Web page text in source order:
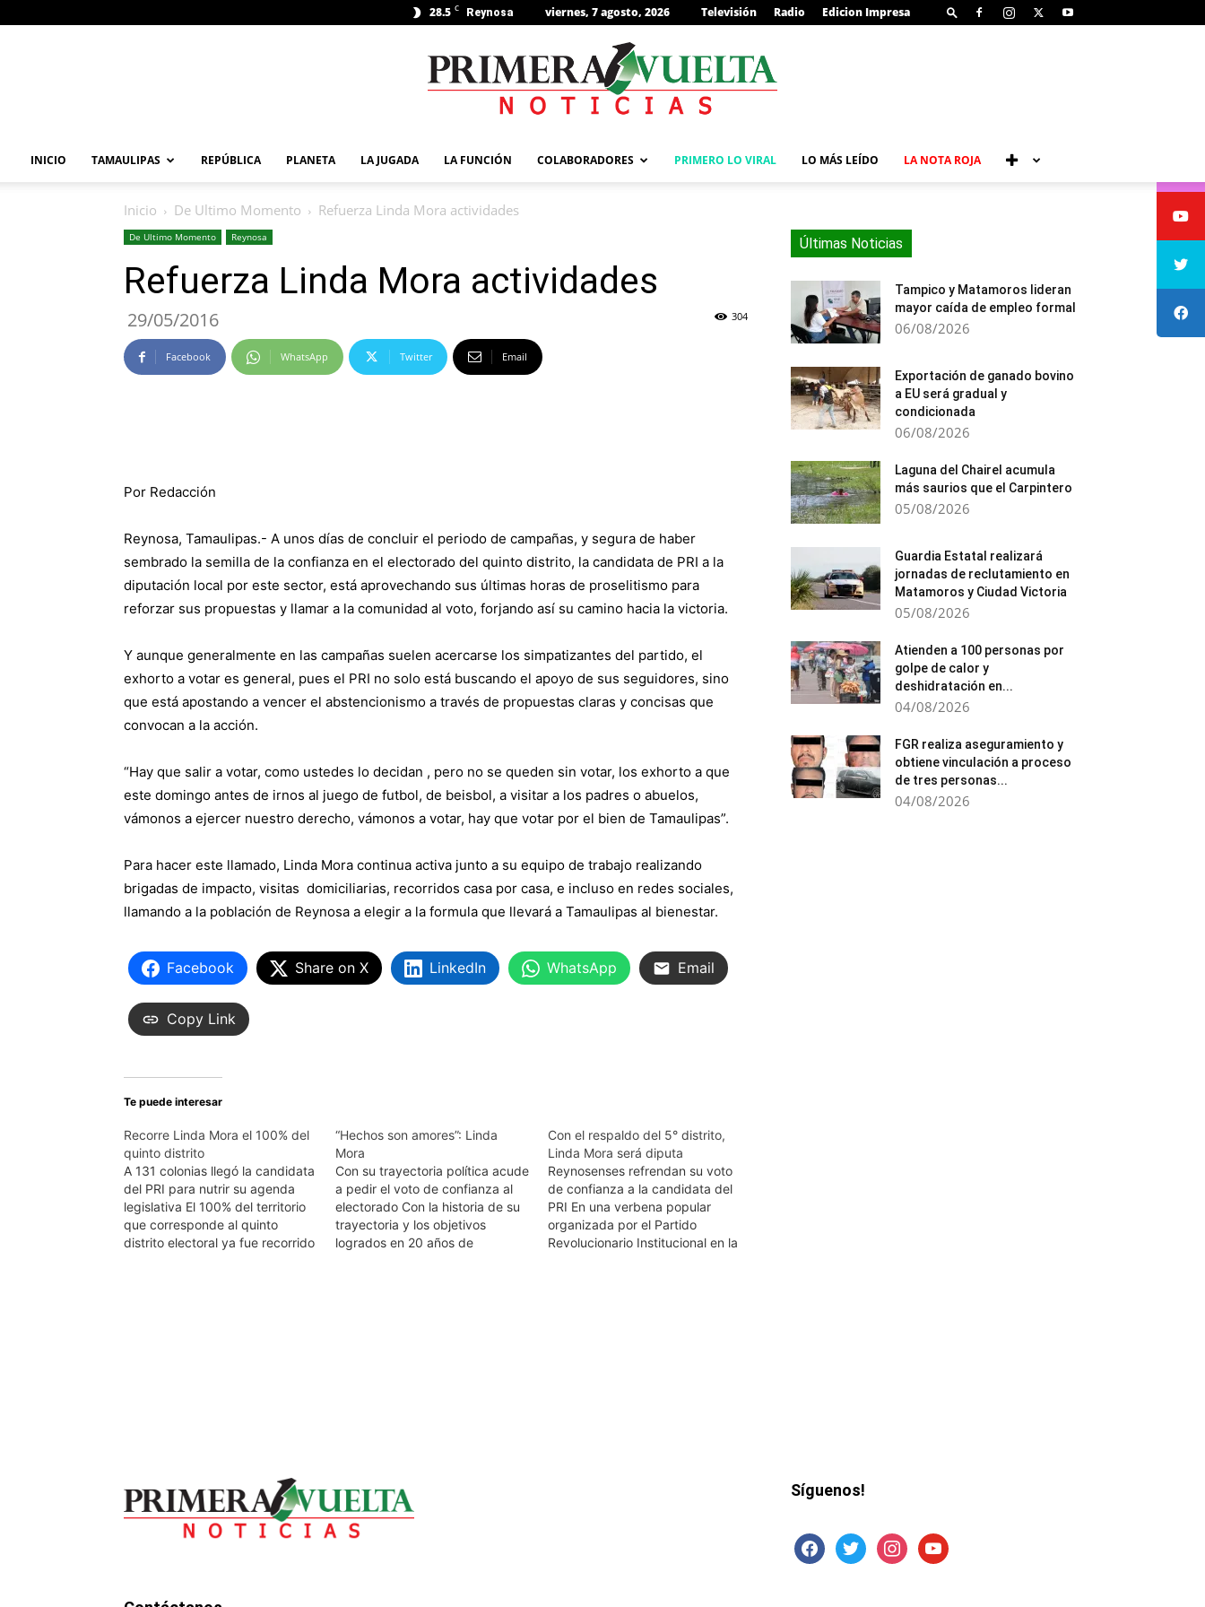
28.5 C Reynosa viernes, 7 agosto, 2026 Televisión Radio Edicion Impresa
INICIO TAMAULIPAS REPÚBLICA PLANETA LA JUGADA LA FUNCIÓN COLABORADORES PRIMERO LO VIRAL LO MÁS LEÍDO LA NOTA ROJA
Inicio De Ultimo Momento Refuerza Linda Mora actividades
De Ultimo Momento Reynosa
Refuerza Linda Mora actividades
29/05/2016 304
Facebook WhatsApp Twitter Email
Por Redacción
Reynosa, Tamaulipas.- A unos días de concluir el periodo de campañas, y segura de haber
sembrado la semilla de la confianza en el electorado del quinto distrito, la candidata de PRI a la
diputación local por este sector, está aprovechando sus últimas horas de proselitismo para
reforzar sus propuestas y llamar a la comunidad al voto, forjando así su camino hacia la victoria.
Y aunque generalmente en las campañas suelen acercarse los simpatizantes del partido, el
exhorto a votar es general, pues el PRI no solo está buscando el apoyo de sus seguidores, sino
que está apostando a vencer el abstencionismo a través de propuestas claras y concisas que
convocan a la acción.
“Hay que salir a votar, como ustedes lo decidan , pero no se queden sin votar, los exhorto a que
este domingo antes de irnos al juego de futbol, de beisbol, a visitar a los padres o abuelos,
vámonos a ejercer nuestro derecho, vámonos a votar, hay que votar por el bien de Tamaulipas”.
Para hacer este llamado, Linda Mora continua activa junto a su equipo de trabajo realizando
brigadas de impacto, visitas domiciliarias, recorridos casa por casa, e incluso en redes sociales,
llamando a la población de Reynosa a elegir a la formula que llevará a Tamaulipas al bienestar.
Facebook Share on X LinkedIn WhatsApp Email
Copy Link
Te puede interesar
Recorre Linda Mora el 100% del
quinto distrito
A 131 colonias llegó la candidata
del PRI para nutrir su agenda
legislativa El 100% del territorio
que corresponde al quinto
distrito electoral ya fue recorrido
“Hechos son amores”: Linda
Mora
Con su trayectoria política acude
a pedir el voto de confianza al
electorado Con la historia de su
trayectoria y los objetivos
logrados en 20 años de
Con el respaldo del 5° distrito,
Linda Mora será diputa
Reynosenses refrendan su voto
de confianza a la candidata del
PRI En una verbena popular
organizada por el Partido
Revolucionario Institucional en la
Últimas Noticias
Tampico y Matamoros lideran
mayor caída de empleo formal
06/08/2026
Exportación de ganado bovino
a EU será gradual y
condicionada
06/08/2026
Laguna del Chairel acumula
más saurios que el Carpintero
05/08/2026
Guardia Estatal realizará
jornadas de reclutamiento en
Matamoros y Ciudad Victoria
05/08/2026
Atienden a 100 personas por
golpe de calor y
deshidratación en...
04/08/2026
FGR realiza aseguramiento y
obtiene vinculación a proceso
de tres personas...
04/08/2026
Síguenos!
facebooktwitter instagramyoutube